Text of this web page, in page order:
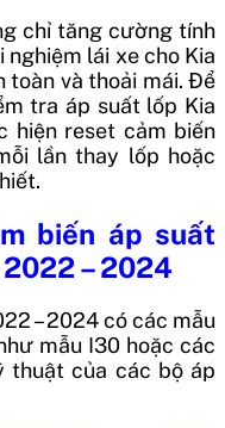
chỉ tăng cường tính
lái xe cho Kia
toàn và thoải mái. Để
tra áp suất lốp Kia
hiện reset cảm biến
lần thay lốp hoặc
biến áp suất
– 2024
– 2024 có các mẫu
mẫu I30 hoặc các
thuật của các bộ áp